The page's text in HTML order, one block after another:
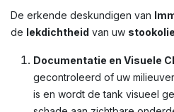
De erkende deskundigen van
de lekdichtheid van uw
Documentatie en Visuele
gecontroleerd of uw
is en wordt de tank visueel